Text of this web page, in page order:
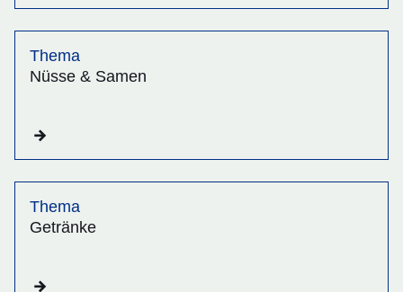
Thema
Nüsse & Samen
Thema
Getränke